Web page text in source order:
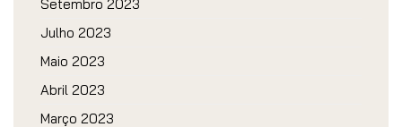
Setembro 2023
Julho 2023
Maio 2023
Abril 2023
Março 2023